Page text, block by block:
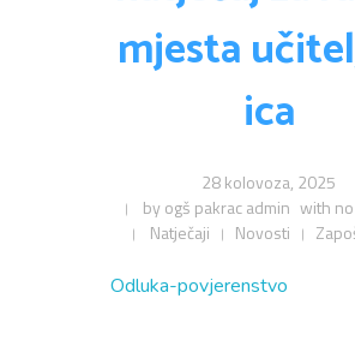
mjesta
ica
28 kolovoza, 2025
by ogš pakrac admin with
Natječaji
Novosti
Odluka-povjerenstvo